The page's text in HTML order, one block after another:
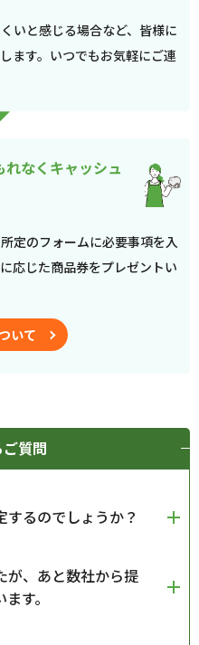
いと感じる場合など、皆様に
ます。いつでもお気軽にご連
なくキャッシュ
定のフォームに必要事項を入
応じた商品券をプレゼントい
いて
質問
るのでしょうか？
が、あと数社から提
す。